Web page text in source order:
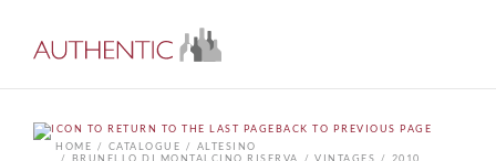
BACK TO PREVIOUS PAGE
HOME
CATALOGUE
ALTESINO
BRUNELLO DI MONTALCINO RISERVA
VINTAGES 2010